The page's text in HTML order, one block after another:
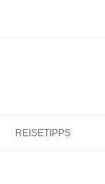
REISETIPPS